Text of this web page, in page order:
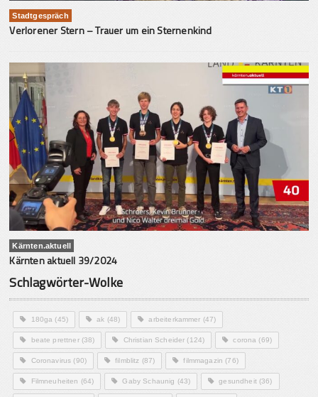
Stadtgespräch
Verlorener Stern – Trauer um ein Sternenkind
Kärnten.aktuell
Kärnten aktuell 39/2024
Schlagwörter-Wolke
180ga (45) ak (48) arbeiterkammer (47)
beate prettner(38) Christian Scheider (124) corona (69)
Coronavirus (90) filmblitz (87) filmmagazin (76)
Filmneuheiten (64) Gaby Schaunig (43) gesundheit(36)